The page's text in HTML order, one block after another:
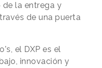
la entrega y
de una puerta
el DXP es el
innovación y